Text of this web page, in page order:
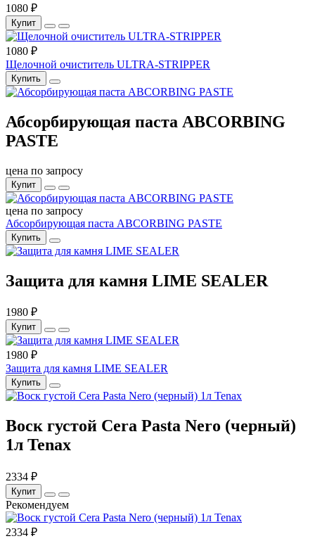
1080 ₽
Купит
1080 ₽
Щелочной очиститель ULTRA-STRIPPER
Купить
Абсорбирующая паста ABCORBING
PASTE
цена по запросу
Купит
цена по запросу
Абсорбирующая паста ABCORBING PASTE
Купить
Защита для камня LIME SEALER
1980 ₽
Купит
1980 ₽
Защита для камня LIME SEALER
Купить
Воск густой Cera Pasta Nero (черный)
1л Tenax
2334 ₽
Купит
Рекомендуем
2334 ₽